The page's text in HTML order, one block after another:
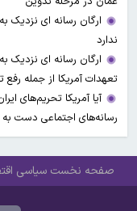
ارگان رسانه ای نزدیک
ندارد
ارگان رسانه ای نزدیک
تعهدات آمریکا از جمله
آیا آمریکا تحریم‌های
رسانه‌های اجتماعی دست
صفحه نخست سیاسی